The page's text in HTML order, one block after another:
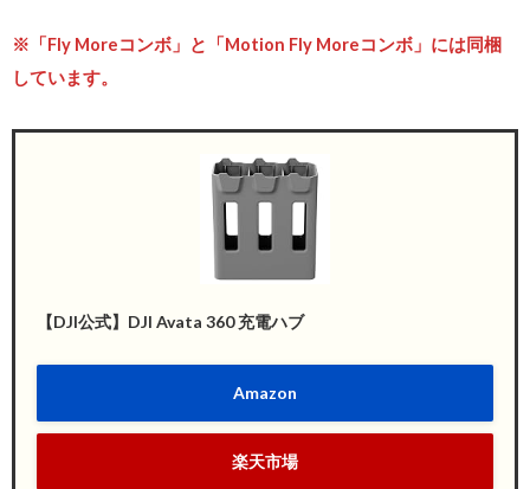
※ 「Fly Moreコンボ」と
「Motion Fly Moreコンボ」には同梱
しています。
【DJI公式】DJI Avata 360 充電ハブ
Amazon
楽天市場